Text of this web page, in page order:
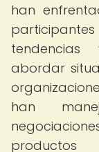
han
abordar
han
productos